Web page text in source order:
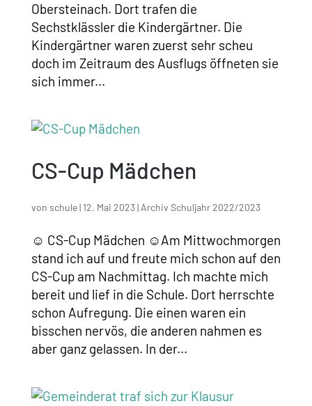
Obersteinach. Dort trafen die
Sechstklässler die Kindergärtner. Die
Kindergärtner waren zuerst sehr scheu
doch im Zeitraum des Ausflugs öffneten sie
sich immer...
CS-Cup Mädchen
von schule| 12. Mai 2023| Archiv Schuljahr 2022/2023
☺ CS-Cup Mädchen ☺Am Mittwochmorgen
stand ich auf und freute mich schon auf den
CS-Cup am Nachmittag. Ich machte mich
bereit und lief in die Schule. Dort herrschte
schon Aufregung. Die einen waren ein
bisschen nervös, die anderen nahmen es
aber ganz gelassen. In der...